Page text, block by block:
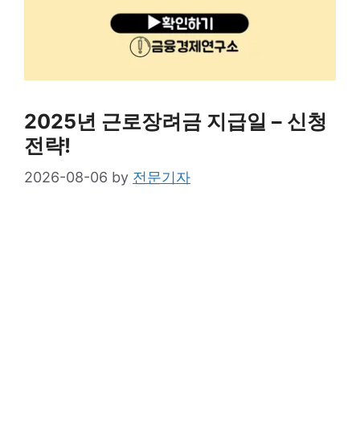
2025년 근로장려금 지급일 – 신청
전략!
2026-08-06 by 전문기자